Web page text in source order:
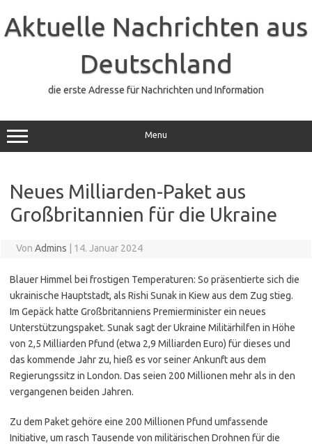
springen
Aktuelle Nachrichten aus
Deutschland
die erste Adresse für Nachrichten und Information
Menu
Neues Milliarden-Paket aus
Großbritannien für die Ukraine
Von Admins 14. Januar 2024
Blauer Himmel bei frostigen Temperaturen: So präsentierte sich die
ukrainische Hauptstadt, als Rishi Sunak in Kiew aus dem Zug stieg.
Im Gepäck hatte Großbritanniens Premierminister ein neues
Unterstützungspaket. Sunak sagt der Ukraine Militärhilfen in Höhe
von 2,5 Milliarden Pfund (etwa 2,9 Milliarden Euro) für dieses und
das kommende Jahr zu, hieß es vor seiner Ankunft aus dem
Regierungssitz in London. Das seien 200 Millionen mehr als in den
vergangenen beiden Jahren.
Zu dem Paket gehöre eine 200 Millionen Pfund umfassende
Initiative, um rasch Tausende von militärischen Drohnen für die